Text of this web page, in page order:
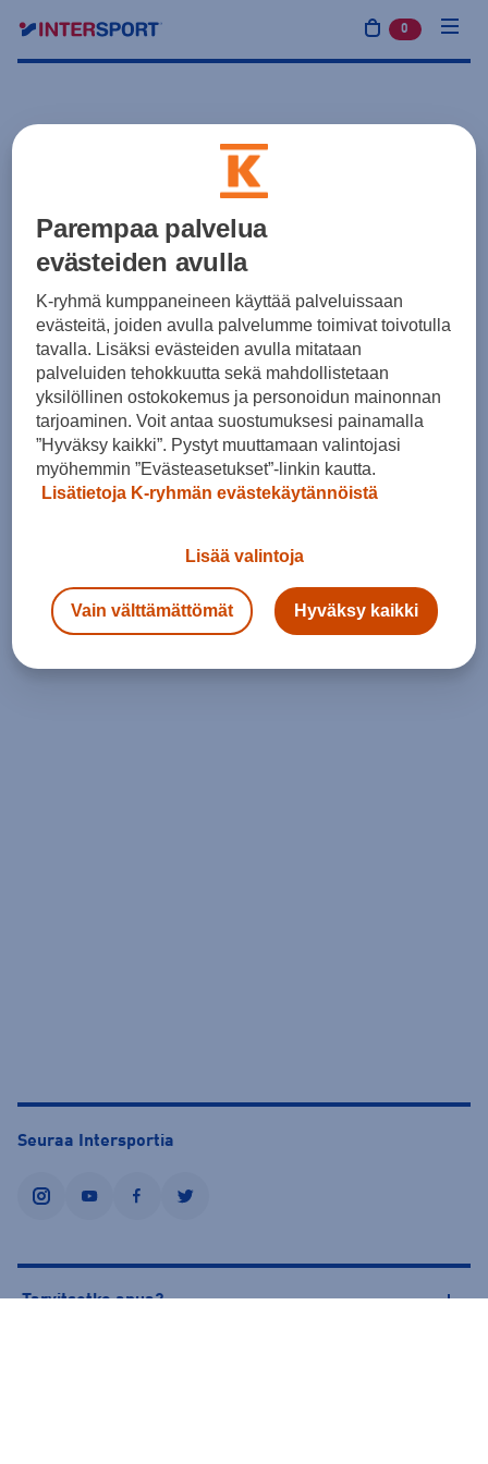
0 tuotetta
Seuraa Intersportia
instagramyoutubefacebooktwitter
Tarvitsetko apua?
Parempaa palvelua
evästeiden avulla
K-ryhmä kumppaneineen käyttää palveluissaan
evästeitä, joiden avulla palvelumme toimivat toivotulla
tavalla. Lisäksi evästeiden avulla mitataan
palveluiden tehokkuutta sekä mahdollistetaan
yksilöllinen ostokokemus ja personoidun mainonnan
tarjoaminen. Voit antaa suostumuksesi painamalla
”Hyväksy kaikki”. Pystyt muuttamaan valintojasi
myöhemmin ”Evästeasetukset”-linkin kautta.
Lisätietoja K-ryhmän evästekäytännöistä
Lisää valintoja
Vain välttämättömät Hyväksy kaikki